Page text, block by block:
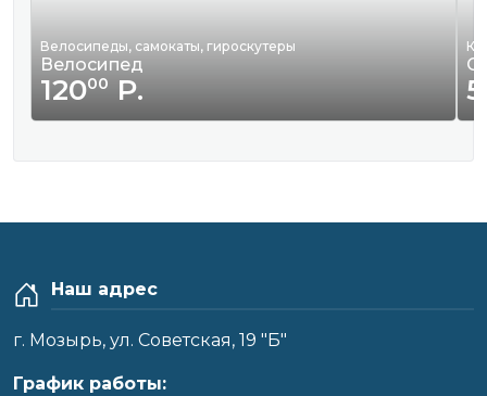
Велосипеды, самокаты, гироскутеры
Велосипед
12000Р.
Наш адрес
г. Мозырь, ул. Советская, 19 "Б"
График работы: